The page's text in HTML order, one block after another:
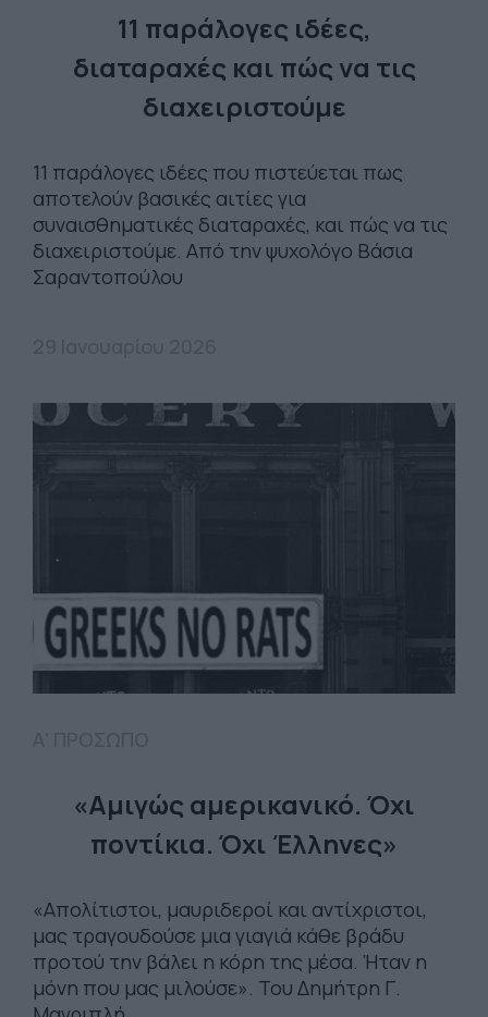
11 παράλογες ιδέες,
διαταραχές και πώς να τις
διαχειριστούμε
11 παράλογες ιδέες που πιστεύεται πως
αποτελούν βασικές αιτίες για
συναισθηματικές διαταραχές, και πώς να τις
διαχειριστούμε. Από την ψυχολόγο Βάσια
Σαραντοπούλου
«Αμιγώς αμερικανικό. Όχι
ποντίκια. Όχι Έλληνες»
«Απολίτιστοι, μαυριδεροί και αντίχριστοι,
μας τραγουδούσε μια γιαγιά κάθε βράδυ
προτού την βάλει η κόρη της μέσα. Ήταν η
μόνη που μας μιλούσε». Του Δημήτρη Γ.